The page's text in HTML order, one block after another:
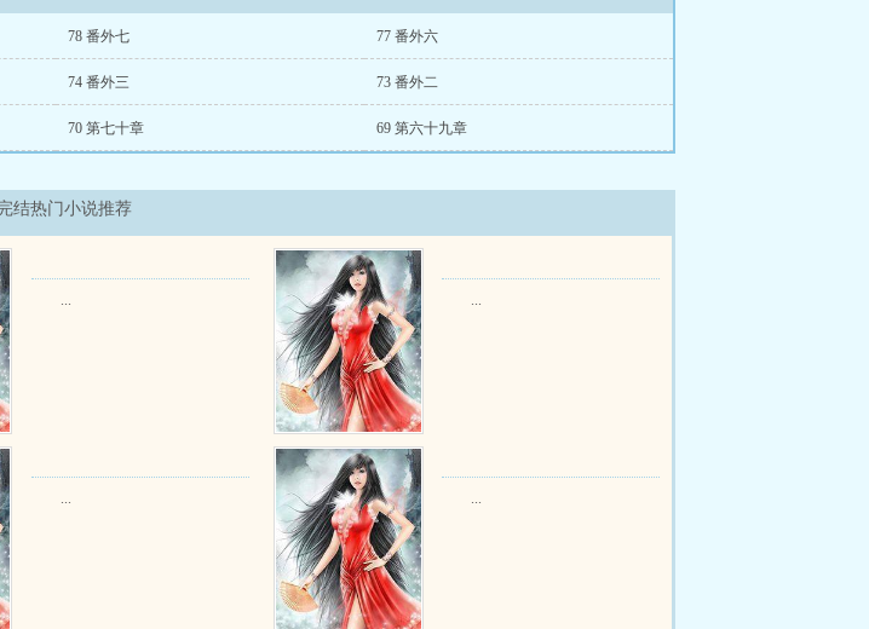
78 番外七 77 番外六
74 番外三 73 番外二
70 第七十章 69 第六十九章
结热门小说推荐
... ...
... ...